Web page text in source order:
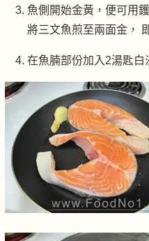
魚側開始金黃，便可用
將三文魚煎至兩面金，
在魚腩部份加入2湯匙